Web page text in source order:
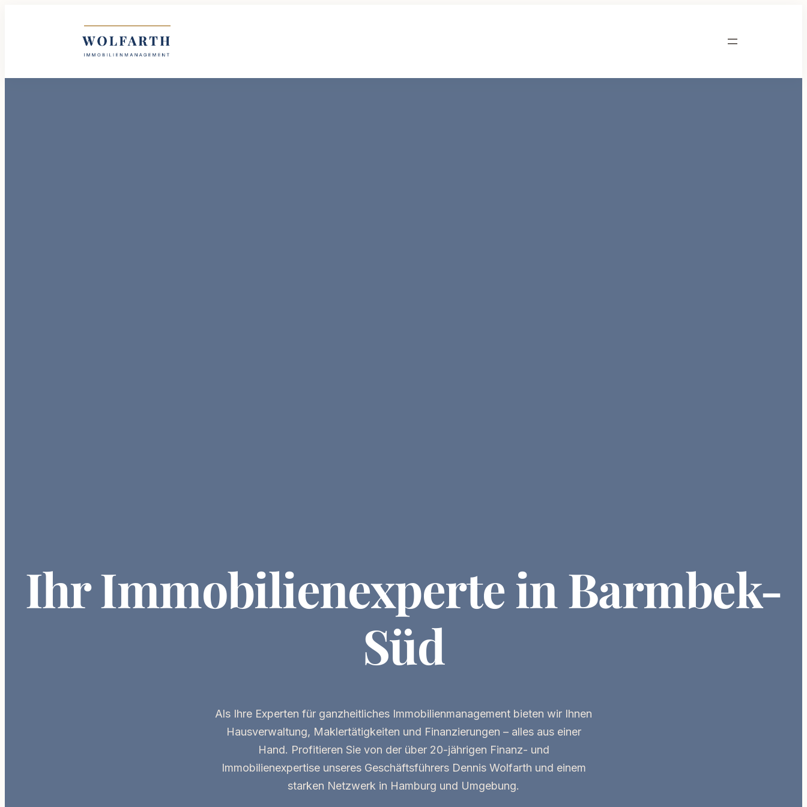
Wolfarth Immobilienmanagement GmbH
Ihr Immobilien­experte in Barmbek-
Süd
Als Ihre Experten für ganzheitliches Immobilienmanagement bieten wir Ihnen
Hausverwaltung, Maklertätigkeiten und Finanzierungen – alles aus einer
Hand. Profitieren Sie von der über 20-jährigen Finanz- und
Immobilienexpertiseunseres Geschäftsführers Dennis Wolfarth und einem
starken Netzwerk in Hamburg und Umgebung.